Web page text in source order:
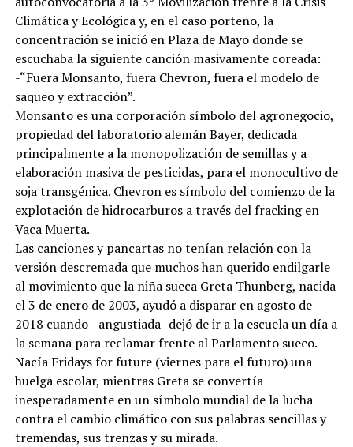
Climática y Ecológica y, en el caso porteño, la
concentración se inició en Plaza de Mayo donde se
escuchaba la siguiente canción masivamente coreada:
-“Fuera Monsanto, fuera Chevron, fuera el modelo de
saqueo y extracción”.
Monsanto es una corporación símbolo del agronegocio,
propiedad del laboratorio alemán Bayer, dedicada
principalmente a la monopolización de semillas y a
elaboración masiva de pesticidas, para el monocultivo de
soja transgénica. Chevron es símbolo del comienzo de la
explotación de hidrocarburos a través del fracking en
Vaca Muerta.
Las canciones y pancartas no tenían relación con la
versión descremada que muchos han querido endilgarle
al movimiento que la niña sueca Greta Thunberg, nacida
el 3 de enero de 2003, ayudó a disparar en agosto de
2018 cuando –angustiada- dejó de ir a la escuela un día a
la semana para reclamar frente al Parlamento sueco.
Nacía Fridays for future (viernes para el futuro) una
huelga escolar, mientras Greta se convertía
inesperadamente en un símbolo mundial de la lucha
contra el cambio climático con sus palabras sencillas y
tremendas, sus trenzas y su mirada.